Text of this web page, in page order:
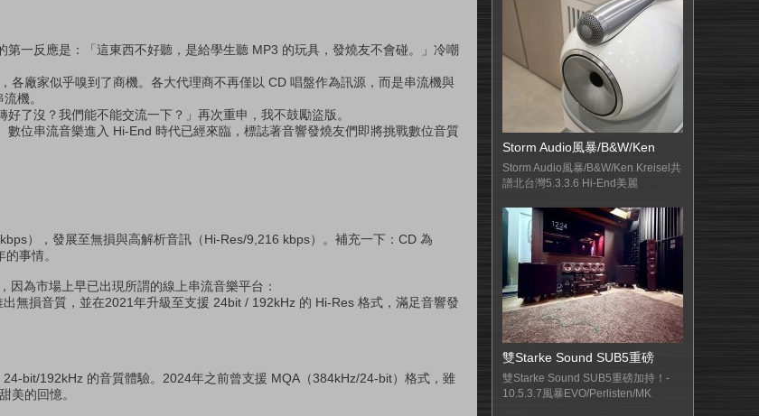
一反應是：「這東西不好聽，是給學生聽 MP3 的玩具，發燒友不會碰。」冷嘲
各廠家似乎嗅到了商機。各大代理商不再僅以 CD 唱盤作為訊源，而是串流機與
機。
了沒？我們能不能交流一下？」再次重申，我不鼓勵盜版。
數位串流音樂進入 Hi-End 時代已經來臨，標誌著音響發燒友們即將挑戰數位音質
），發展至無損與高解析音訊（Hi-Res/9,216 kbps）。補充一下：CD 為
事情。
因為市場上早已出現所謂的線上串流音樂平台：
無損音質，並在2021年升級至支援 24bit / 192kHz 的 Hi-Res 格式，滿足音響發
bit/192kHz 的音質體驗。2024年之前曾支援 MQA（384kHz/24-bit）格式，雖
美的回憶。
Storm Audio風暴/B&W/Ken
Storm Audio風暴/B&W/Ken Kreisel共
譜北台灣5.3.3.6 Hi-End美麗
雙Starke Sound SUB5重磅
雙Starke Sound SUB5重磅加持！-
10.5.3.7風暴EVO/Perlisten/MK